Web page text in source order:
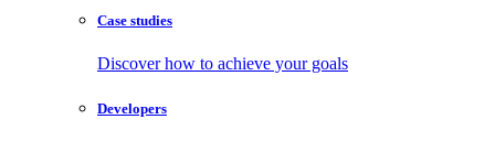
Case studies
Discover how to achieve your goals
Developers